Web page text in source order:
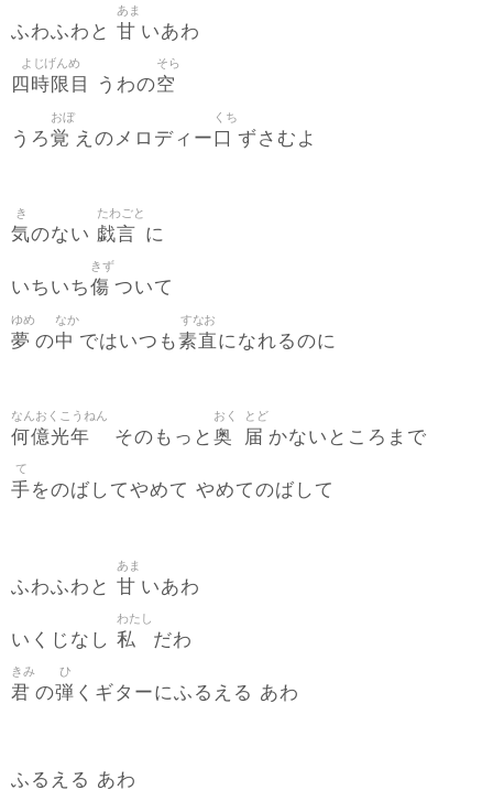
ふわふわと 甘
あま
いあわ
四時限目
よじげんめ
うわの空
そら
うろ覚
おぼ
えのメロディー口
くち
ずさむよ
気
き
のない 戯言
たわごと
に
いちいち傷
きず
ついて
夢
ゆめ
の中
なか
ではいつも素直
すなお
になれるのに
何億光年
なんおくこうねん
そのもっと 奥
おく
届
とど
かないところまで
手
て
をのばしてやめて やめてのばして
ふわふわと 甘
あま
いあわ
いくじなし 私
わたし
だわ
君
きみ
の弾
ひ
くギターにふるえる あわ
ふるえる あわ